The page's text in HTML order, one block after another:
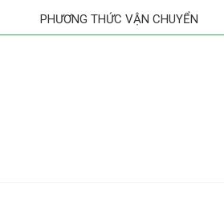
PHƯƠNG THỨC VẬN CHUYỂN